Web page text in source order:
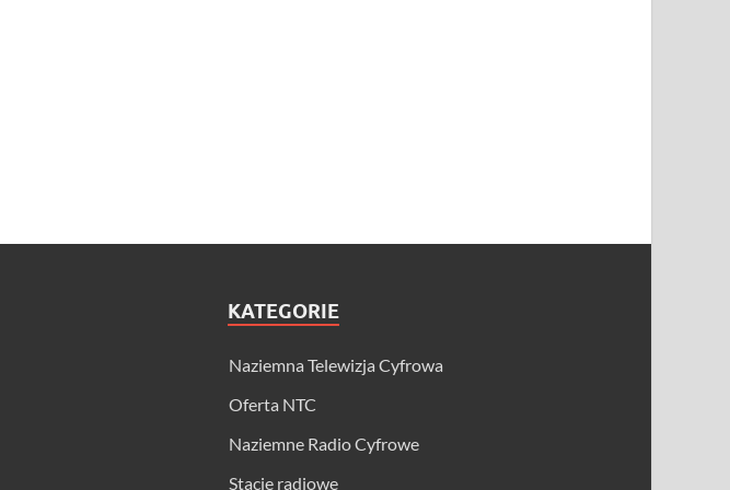
KATEGORIE
Naziemna Telewizja Cyfrowa
Oferta NTC
Naziemne Radio Cyfrowe
Stacje radiowe